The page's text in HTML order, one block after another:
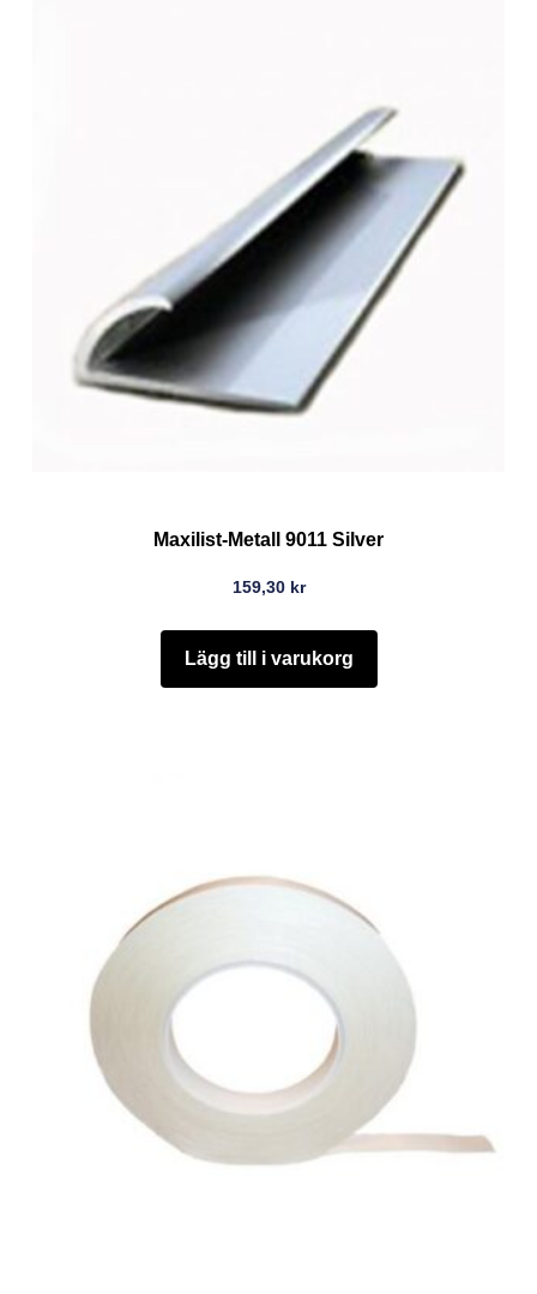
Maxilist-Metall 9011 Silver
159,30 kr
Lägg till i varukorg